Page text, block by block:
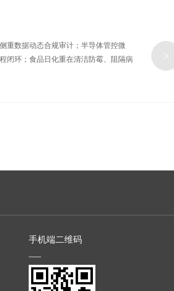
重数据动态合规审计；半导体管控微
闭环；食品日化重在清洁防霉、阻隔病
>
手机端二维码